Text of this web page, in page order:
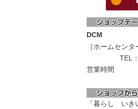
DCM
［ホームセンタ
TEL
営業時間
「暮らし いき